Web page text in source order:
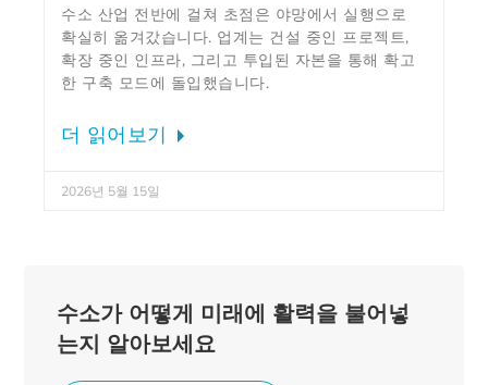
수소 산업 전반에 걸쳐 초점은 야망에서 실행으로
확실히 옮겨갔습니다. 업계는 건설 중인 프로젝트,
확장 중인 인프라, 그리고 투입된 자본을 통해 확고
한 구축 모드에 돌입했습니다.
더 읽어보기
2026년 5월 15일
수소가 어떻게 미래에 활력을 불어넣
는지 알아보세요